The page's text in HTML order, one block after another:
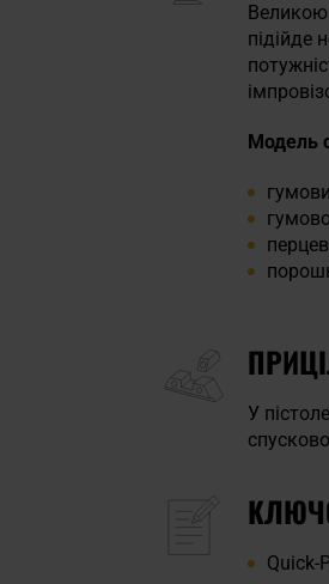
Великою
підійде
Модель
У
Quick-